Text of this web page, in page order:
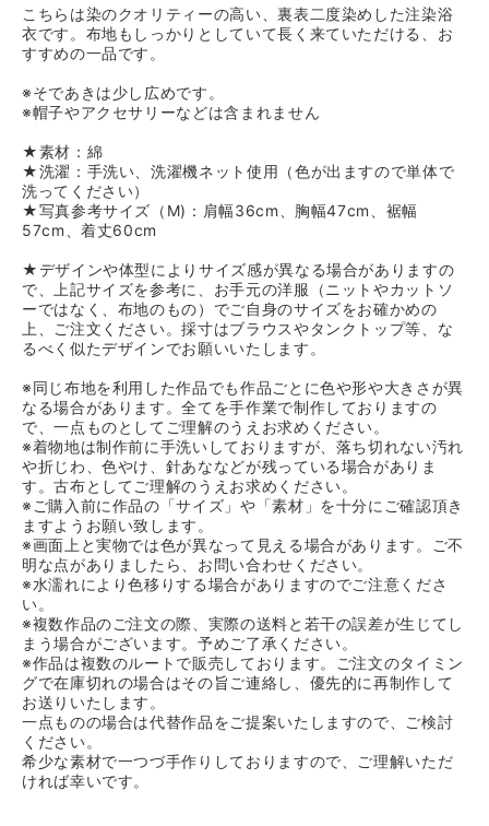
こちらは染のクオリティーの高い、裏表二度染めした注染浴
衣です。布地もしっかりとしていて長く来ていただける、お
すすめの一品です。
※そであきは少し広めです。
※帽子やアクセサリーなどは含まれません
★素材：綿
★洗濯：手洗い、洗濯機ネット使用（色が出ますので単体で
洗ってください）
★写真参考サイズ（M)：肩幅36cm、胸幅47cm、裾幅
57cm、着丈60cm
★デザインや体型によりサイズ感が異なる場合がありますの
で、上記サイズを参考に、お手元の洋服（ニットやカットソ
ーではなく、布地のもの）でご自身のサイズをお確かめの
上、ご注文ください。採寸はブラウスやタンクトップ等、な
るべく似たデザインでお願いいたします。
※同じ布地を利用した作品でも作品ごとに色や形や大きさが異
なる場合があります。全てを手作業で制作しておりますの
で、一点ものとしてご理解のうえお求めください。
※着物地は制作前に手洗いしておりますが、落ち切れない汚れ
や折じわ、色やけ、針あななどが残っている場合がありま
す。古布としてご理解のうえお求めください。
※ご購入前に作品の「サイズ」や「素材」を十分にご確認頂き
ますようお願い致します。
※画面上と実物では色が異なって見える場合があります。ご不
明な点がありましたら、お問い合わせください。
※水濡れにより色移りする場合がありますのでご注意くださ
い。
※複数作品のご注文の際、実際の送料と若干の誤差が生じてし
まう場合がございます。予めご了承ください。
※作品は複数のルートで販売しております。ご注文のタイミン
グで在庫切れの場合はその旨ご連絡し、優先的に再制作して
お送りいたします。
一点ものの場合は代替作品をご提案いたしますので、ご検討
ください。
希少な素材で一つづ手作りしておりますので、ご理解いただ
ければ幸いです。